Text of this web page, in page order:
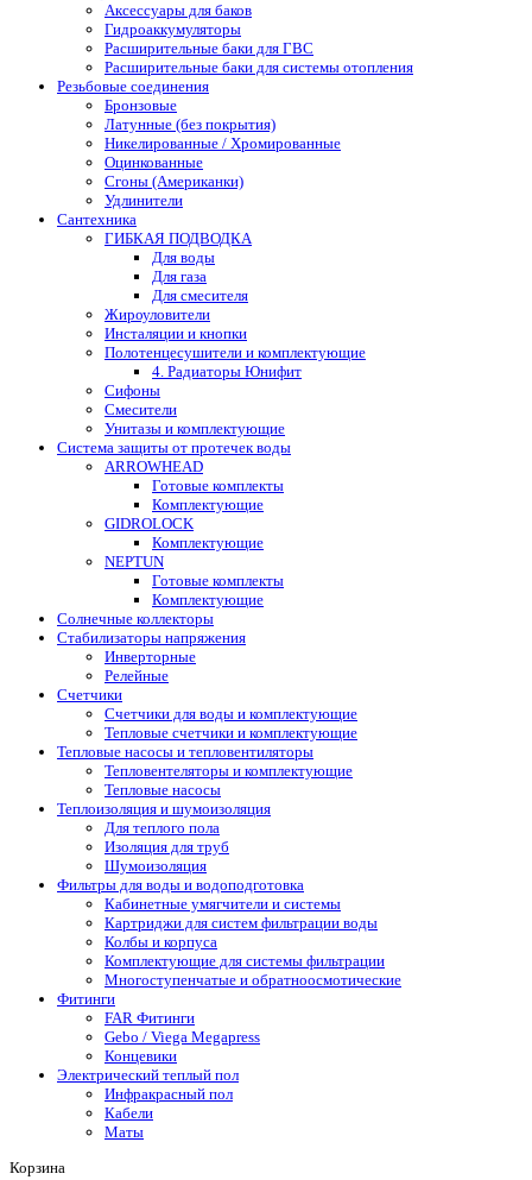
Аксессуары для баков
Гидроаккумуляторы
Расширительные баки для ГВС
Расширительные баки для системы отопления
Резьбовые соединения
Бронзовые
Латунные (без покрытия)
Никелированные / Хромированные
Оцинкованные
Сгоны (Американки)
Удлинители
Сантехника
ГИБКАЯ ПОДВОДКА
Для воды
Для газа
Для смесителя
Жироуловители
Инсталяции и кнопки
Полотенцесушители и комплектующие
4. Радиаторы Юнифит
Сифоны
Смесители
Унитазы и комплектующие
Система защиты от протечек воды
ARROWHEAD
Готовые комплекты
Комплектующие
GIDROLOCK
Комплектующие
NEPTUN
Готовые комплекты
Комплектующие
Солнечные коллекторы
Стабилизаторы напряжения
Инверторные
Релейные
Счетчики
Счетчики для воды и комплектующие
Тепловые счетчики и комплектующие
Тепловые насосы и тепловентиляторы
Тепловентеляторы и комплектующие
Тепловые насосы
Теплоизоляция и шумоизоляция
Для теплого пола
Изоляция для труб
Шумоизоляция
Фильтры для воды и водоподготовка
Кабинетные умягчители и системы
Картриджи для систем фильтрации воды
Колбы и корпуса
Комплектующие для системы фильтрации
Многоступенчатые и обратноосмотические
Фитинги
FAR Фитинги
Gebo / Viega Megapress
Концевики
Электрический теплый пол
Инфракрасный пол
Кабели
Маты
Корзина